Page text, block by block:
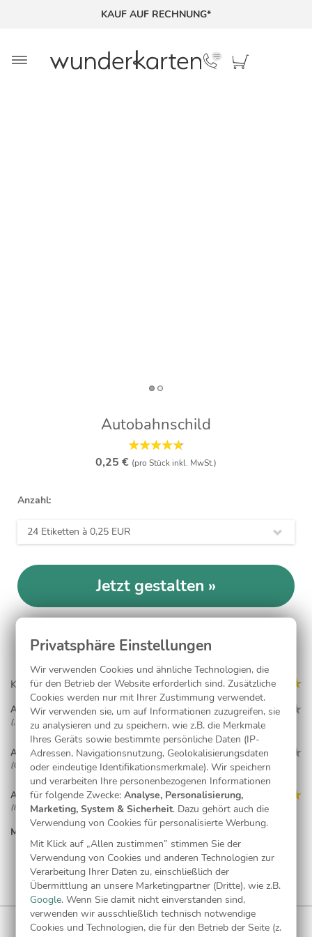
KAUF AUF RECHNUNG*
Autobahnschild
0,25 € (pro Stück inkl. MwSt.)
Anzahl:
24 Etiketten à 0,25 EUR
Jetzt gestalten
Kundenmeinungen (5)
Anonym
(, 03.03.17)
Anonym
(Queidersbach, 01.05.16)
Anonym
(82418 Murnau, 30.04.16)
Anonym
(, 10.03.16)
Anonym
MEHR LESEN...
WUNDERKARTEN NEWSLETTER
Wir verwenden Cookies und ähnliche Technologien, die
für den Betrieb der Website erforderlich sind. Zusätzliche
Cookies werden nur mit Ihrer Zustimmung verwendet.
Wir verwenden sie, um auf Informationen zuzugreifen, sie
zu analysieren und zu speichern, wie z.B. die Merkmale
Ihres Geräts sowie bestimmte persönliche Daten (IP-
Adressen, Navigationsnutzung, Geolokalisierungsdaten
oder eindeutige Identifikationsmerkmale). Wir speichern
und verarbeiten Ihre personenbezogenen Informationen
für folgende Zwecke:Analyse, Personalisierung,
Marketing, System & Sicherheit. Dazu gehört auch die
Verwendung von Cookies für personalisierte Werbung.
Mit Klick auf „Allen zustimmen” stimmen Sie der
Verwendung von Cookies und anderen Technologien zur
Verarbeitung Ihrer Daten zu, einschließlich der
Übermittlung an unsere Marketingpartner (Dritte), wie z.B.
Google. Wenn Sie damit nicht einverstanden sind,
verwenden wir ausschließlich technisch notwendige
Cookies und Technologien, die für den Betrieb der Seite (z.